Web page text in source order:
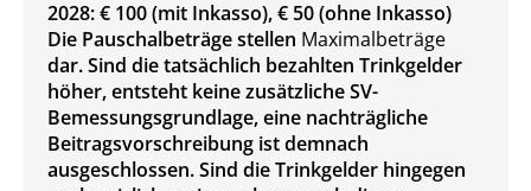
2028: € 100 (mit Inkasso), € 50 (ohne Inkasso)
Die Pauschalbeträge stellen Maximalbeträge
dar. Sind die tatsächlich bezahlten Trinkgelder
höher, entsteht keine zusätzliche SV-
Bemessungsgrundlage, eine nachträgliche
Beitragsvorschreibung ist demnach
ausgeschlossen. Sind die Trinkgelder hingegen